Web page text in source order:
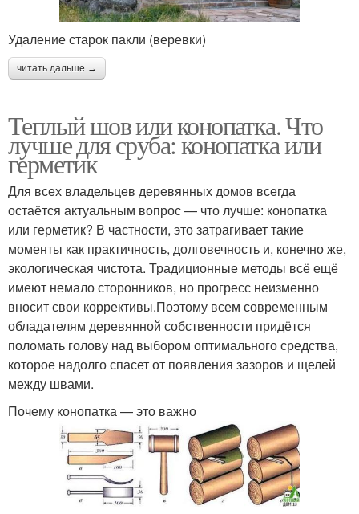
Удаление старок пакли (веревки)
читать дальше →
Теплый шов или конопатка. Что
лучше для сруба: конопатка или
герметик
Для всех владельцев деревянных домов всегда
остаётся актуальным вопрос — что лучше: конопатка
или герметик? В частности, это затрагивает такие
моменты как практичность, долговечность и, конечно же,
экологическая чистота. Традиционные методы всё ещё
имеют немало сторонников, но прогресс неизменно
вносит свои коррективы.Поэтому всем современным
обладателям деревянной собственности придётся
поломать голову над выбором оптимального средства,
которое надолго спасет от появления зазоров и щелей
между швами.
Почему конопатка — это важно